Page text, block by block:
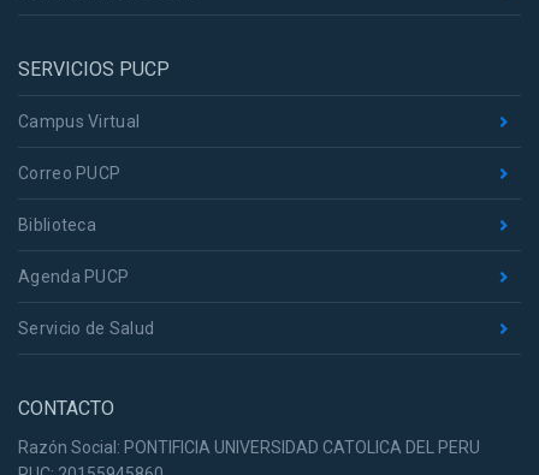
SERVICIOS PUCP
Campus Virtual
Correo PUCP
Biblioteca
Agenda PUCP
Servicio de Salud
CONTACTO
Razón Social: PONTIFICIA UNIVERSIDAD CATOLICA DEL PERU